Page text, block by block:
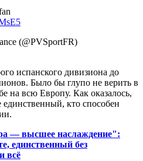
(@PVSportFR)
испанского дивизиона до
Было бы глупо не верить в
на всю Европу. Как оказалось,
кто способен
— высшее наслаждение":
единственный без
всё